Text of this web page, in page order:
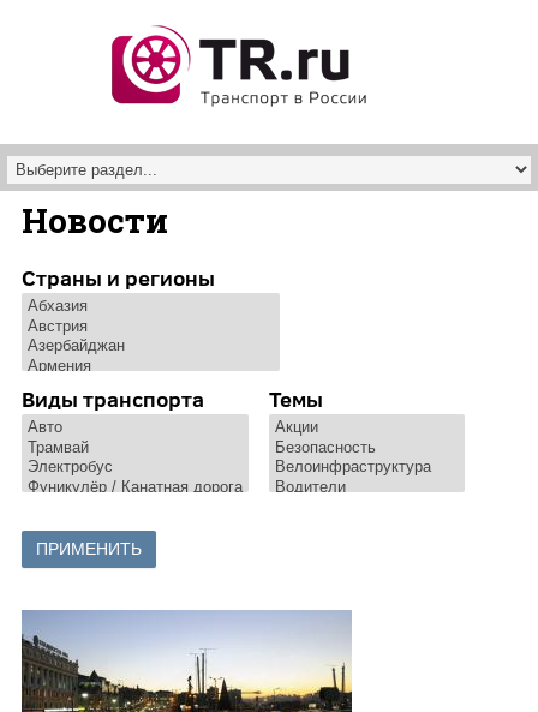
Новости
Страны и регионы
Виды транспорта Темы